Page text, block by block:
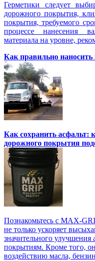
Герметики следует
дорожного покрытия,
покрытия, требуемого
процессе нанесения
материала на уровне,
Как правильно
Как сохранить асфальт:
дорожного покрытия
Познакомьтесь с MAX-
не только ускоряет
значительного улучшения
покрытиям. Кроме того,
воздействию масла,